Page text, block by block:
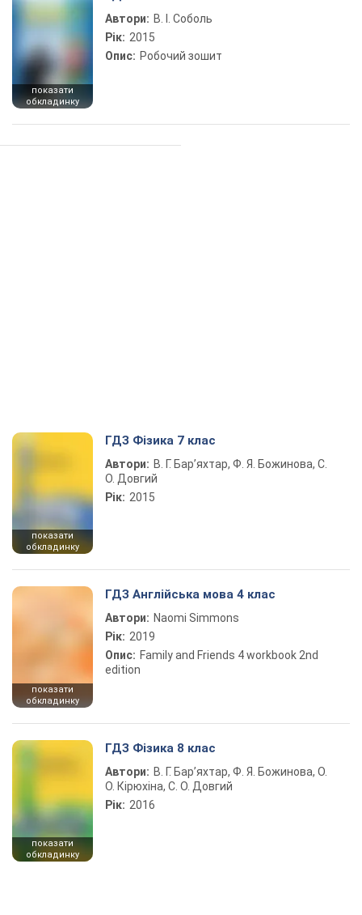
показати
обкладинку
Автори: В. І. Соболь
Рік: 2015
Опис: Робочий зошит
показати
обкладинку
ГДЗ Фізика 7 клас
Автори: В. Г. Бар’яхтар, Ф. Я. Божинова, С.
О. Довгий
Рік: 2015
показати
обкладинку
ГДЗ Англійська мова 4 клас
Автори: Naomi Simmons
Рік: 2019
Опис: Family and Friends 4 workbook 2nd
edition
показати
обкладинку
ГДЗ Фізика 8 клас
Автори: В. Г. Бар’яхтар, Ф. Я. Божинова, О.
О. Кірюхіна, С. О. Довгий
Рік: 2016